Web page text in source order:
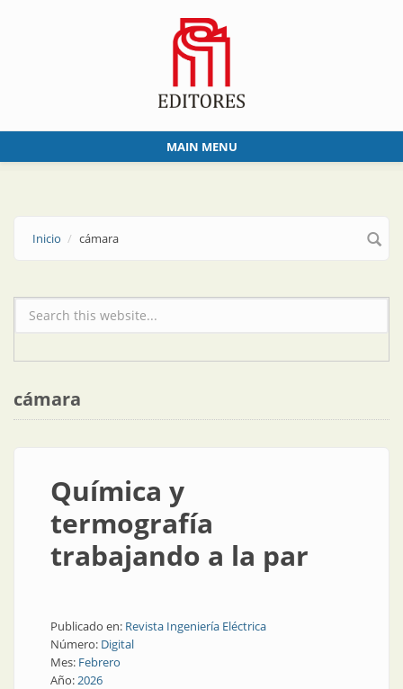
MAIN MENU
Inicio cámara
Formulario de búsqueda
cámara
Química y
termografía
trabajando a la par
Publicado en: Revista Ingeniería Eléctrica
Número: Digital
Mes: Febrero
Año:2026